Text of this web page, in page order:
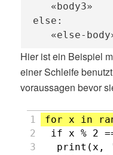
«body3»
else:
«else-
Hier ist ein Beispiel
einer Schleife
voraussagen bevor